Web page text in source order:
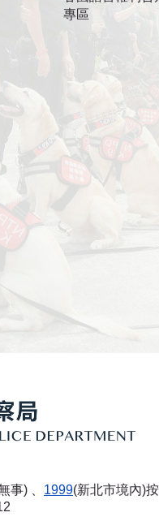
專區
事) 、 1999(新北市境內)